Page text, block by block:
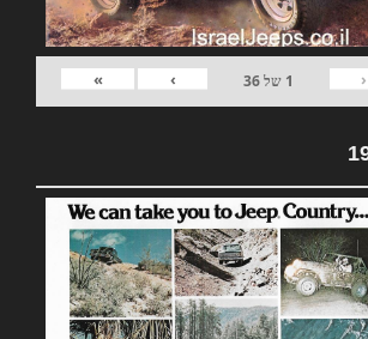
‹
1 של36
›
»